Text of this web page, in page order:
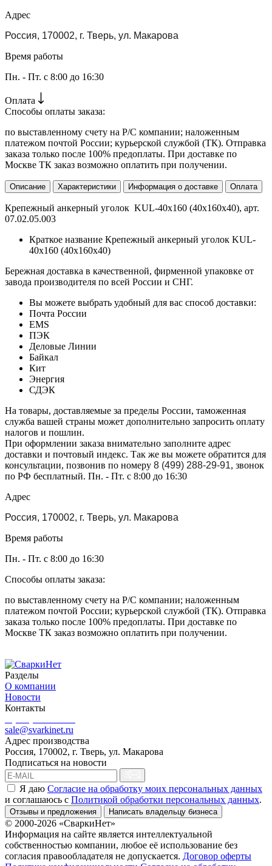
Адрес
Россия, 170002, г. Тверь, ул. Макарова
Время работы
Пн. - Пт. с 8:00 до 16:30
Оплата
Способы оплаты заказа:
по выставленному счету на Р/С компании; наложенным
платежом почтой России; курьерской службой (ТК). Отправка
заказа только после 100% предоплаты. При доставке по
Москве ТК заказ возможно оплатить при получении.
Описание Характеристики Информация о доставке Оплата
Крепежный анкерный уголок KUL-40х160 (40х160х40), арт.
07.02.05.003
Краткое название Крепежный анкерный уголок KUL-
40х160 (40х160х40)
Бережная доставка в качественной, фирменной упаковке от
завода производителя по всей России и СНГ.
Вы можете выбрать удобный для вас способ доставки:
Почта России
EMS
ПЭК
Деловые Линии
Байкал
Кит
Энергия
СДЭК
На товары, доставляемые за пределы России, таможенная
служба вашей страны может дополнительно запросить оплату
налогов и пошлин.
При оформлении заказа внимательно заполните адрес
доставки и почтовый индекс. Так же вы можете обратится для
консультации, позвонив по номеру 8 (499) 288-29-91, звонок
по РФ бесплатный. Пн. - Пт. с 8:00 до 16:30
Адрес
Россия, 170002, г. Тверь, ул. Макарова
Время работы
Пн. - Пт. с 8:00 до 16:30
Способы оплаты заказа:
по выставленному счету на Р/С компании; наложенным
платежом почтой России; курьерской службой (ТК). Отправка
заказа только после 100% предоплаты. При доставке по
Москве ТК заказ возможно оплатить при получении.
Разделы
О компании
Новости
Контакты
sale@svarkinet.ru
Адрес производства
Россия, 170002, г. Тверь, ул. Макарова
Подписаться на новости
Я даю Согласие на обработку моих персональных данных
и соглашаюсь c Политикой обработки персональных данных.
Отзывы и предложения Написать владельцу бизнеса
© 2000-2026 «СваркиНет»
Информация на сайте является интеллектуальной
собственностью компании, любое её использование без
согласия правообладателя не допускается. Договор оферты